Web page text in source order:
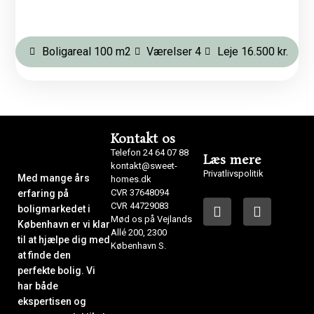
Boligareal 100 m2 Værelser 4 Leje 16.500 kr.
Med mange års
erfaring på
boligmarkedet i
København er vi klar
til at hjælpe dig med
at finde den
perfekte bolig. Vi
har både
ekspertisen og
Kontakt os
Telefon 24 64 07 88
kontakt@sweet-
homes.dk
CVR 37648094
CVR 44729083
Mød os på Vejlands
Allé 200, 2300
København S.
Læs mere
Privatlivspolitik